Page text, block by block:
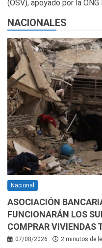
(OSV), apoyado por la
NACIONALES
Nacional
ASOCIACIÓN
FUNCIONARÁN LOS
COMPRAR VIVIENDAS
07/08/2026 2 minutos de